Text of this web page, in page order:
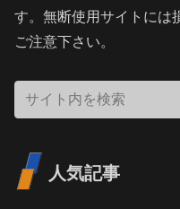
す。無断使用サイトには
ご注意下さい。
人気記事